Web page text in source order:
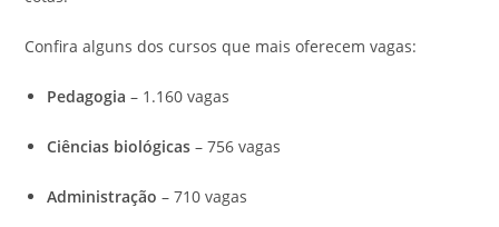
Confira alguns dos cursos que mais oferecem vagas:
Pedagogia– 1.160 vagas
Ciências biológicas – 756 vagas
Administração– 710 vagas